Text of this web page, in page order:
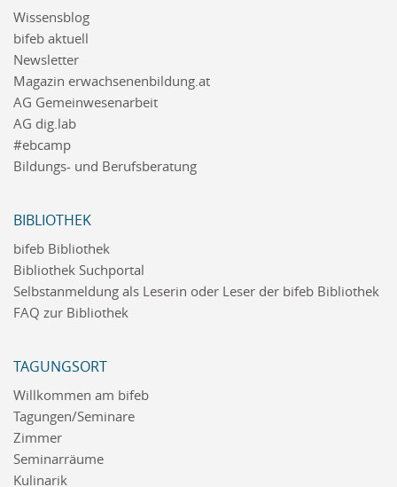
Wissensblog
bifeb aktuell
Newsletter
Magazin erwachsenenbildung.at
AG Gemeinwesenarbeit
AG dig.lab
#ebcamp
Bildungs- und Berufsberatung
BIBLIOTHEK
bifeb Bibliothek
Bibliothek Suchportal
Selbstanmeldung als Leserin oder Leser der bifeb Bibliothek
FAQ zur Bibliothek
TAGUNGSORT
Willkommen am bifeb
Tagungen/Seminare
Zimmer
Seminarräume
Kulinarik